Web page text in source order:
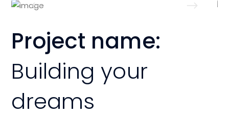
Project name:
Building your
dreams